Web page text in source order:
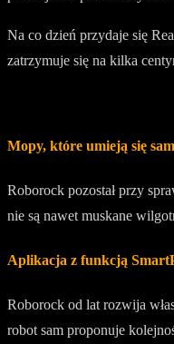
Na co dzień przydaje się
zatrzymuje się na kilka
Mopy, które umieją się
Roborock pozostał przy
nie są nawet muskane
Aplikacja z funkcją
Roborock od lat rozwija
robot sam proponuje